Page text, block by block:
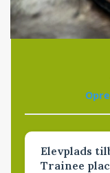
Elevplads
Trainee